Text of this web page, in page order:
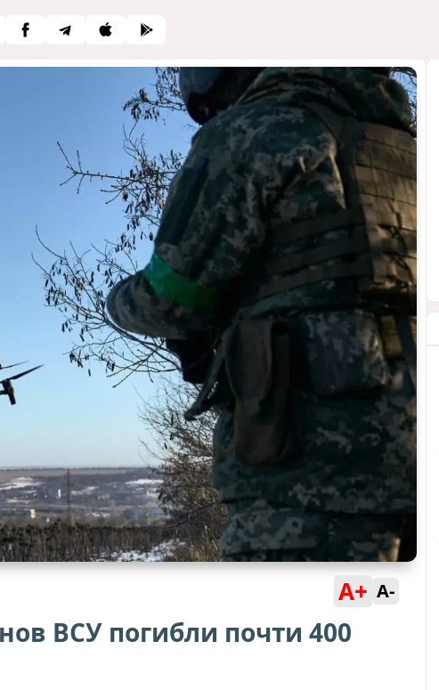
A+ A-
ВСУ погибли почти 400